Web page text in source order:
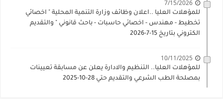
7/15/2026
للمؤهلات العليا ..اعلان وظائف وزارة التنمية المحلية " اخصائي
تخطيط - مهندس - اخصائي حاسبات - باحث قانوني " والتقديم
الكتروني بتاريخ 15-7-2026
10/11/2025
للمؤهلات العليا.. التنظيم والادارة يعلن عن مسابقة تعيينات
بمصلحة الطب الشرعي والتقديم حتي 28-10-2025